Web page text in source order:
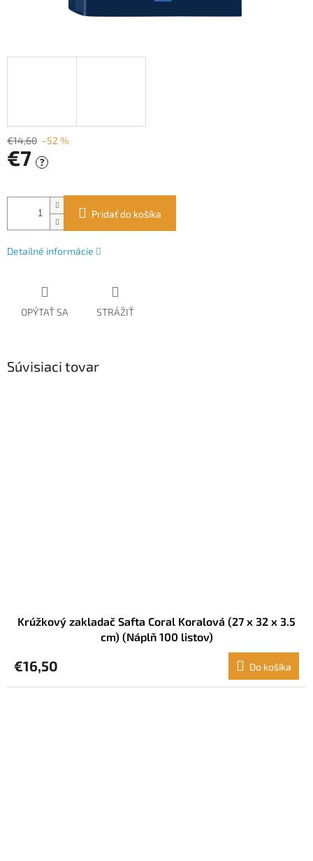
€14,60 –52 %
€7 ?
cena:
Pridať do košíka
Detailné informácie
OPÝTAŤ SA STRÁŽIŤ
Súvisiaci tovar
Krúžkový zakladač Safta Coral Koralová (27 x 32 x 3.5
cm) (Náplň 100 listov)
€16,50 Do košíka